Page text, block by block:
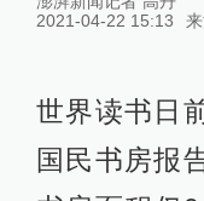
2021-04-22 15:13
来
世界读书日
国民书房报